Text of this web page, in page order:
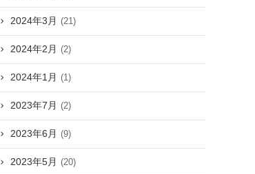
2024年3月 (21)
2024年2月 (2)
2024年1月 (1)
2023年7月 (2)
2023年6月 (9)
2023年5月 (20)